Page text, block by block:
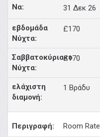
31 Δεκ 26
£170
£170
1 Βράδυ
Room Rate